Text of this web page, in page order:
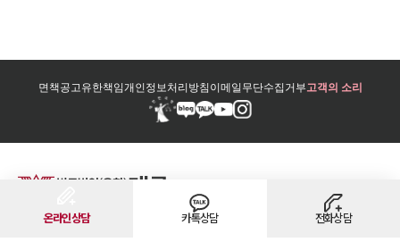
온라인상담 카톡상담 전화상담
면책공고유한책임개인정보처리방침이메일무단수집거부고객의 소리
법무법인 대륜 그룹 바로가기